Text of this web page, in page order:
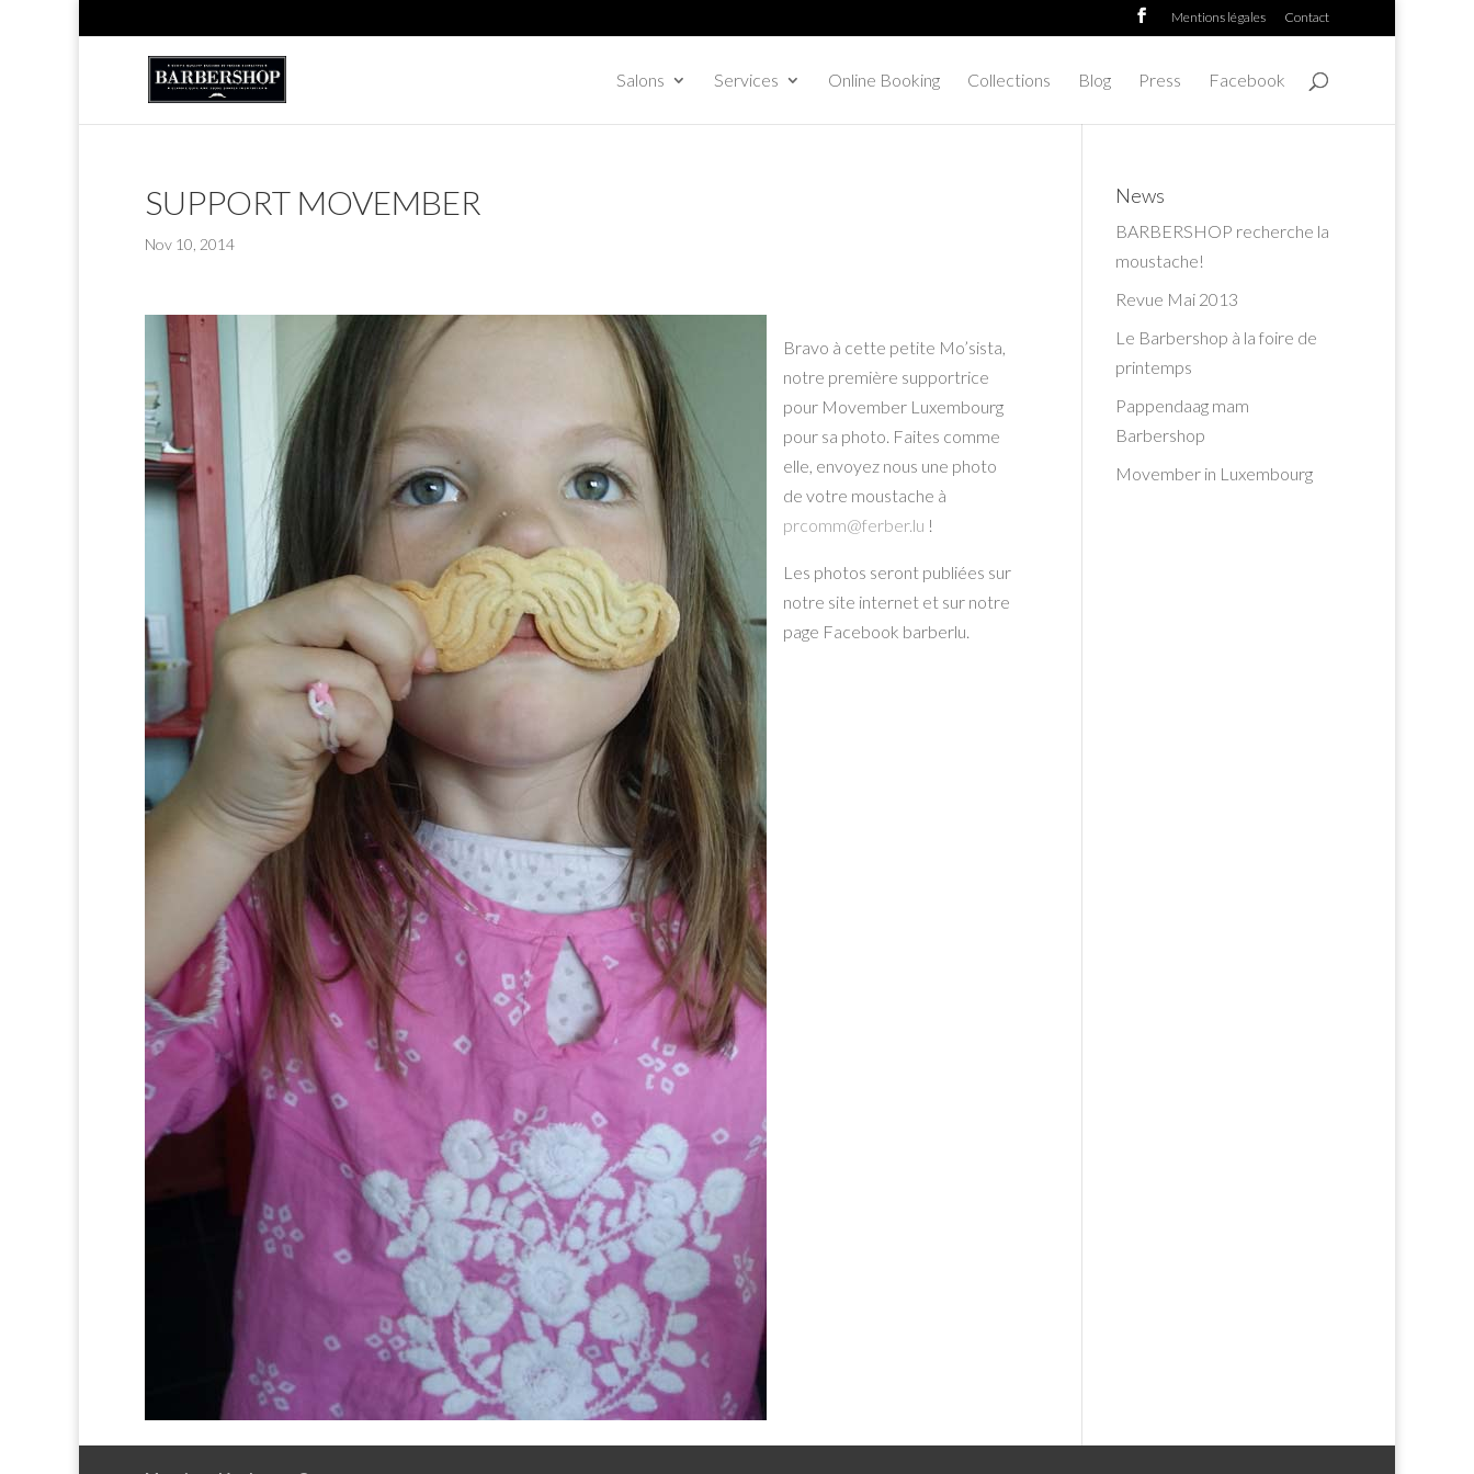
Mentions légales Contact
Salons Services Online Booking Collections Blog Press Facebook
SUPPORT MOVEMBER
Nov 10, 2014
Bravo à cette petite Mo’sista,
notre première supportrice
pour Movember Luxembourg
pour sa photo. Faites comme
elle, envoyez nous une photo
de votre moustache à
prcomm@ferber.lu !
Les photos seront publiées sur
notre site internet et sur notre
page Facebook barberlu.
News
BARBERSHOP recherche la
moustache!
Revue Mai 2013
Le Barbershop à la foire de
printemps
Pappendaag mam
Barbershop
Movember in Luxembourg